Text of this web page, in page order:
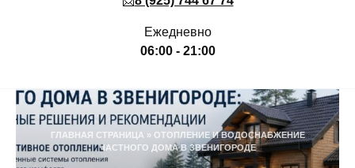
Ежедневно
06:00 - 21:00
ГЛАВНАЯ СТРАНИЦА » ОТОПЛЕНИЕ И ВОДОСНАБЖЕНИЕ
ЧАСТНОГО ДОМА В ЗВЕНИГОРОДЕ